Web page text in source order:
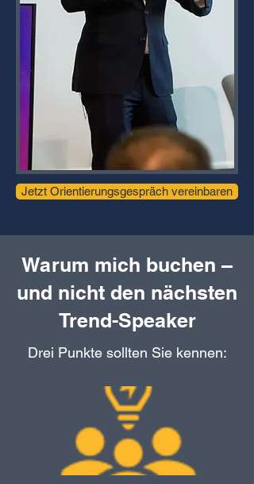
Jetzt Orientierungsgespräch vereinbaren
Warum mich buchen –
und nicht den nächsten
Trend-Speaker
Drei Punkte sollten Sie kennen: